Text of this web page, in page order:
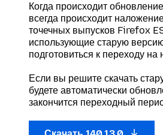
Когда происходит
всегда происходит
точечных выпусков Firefox
использующие старую
подготовиться к переходу на
Если вы решите скачать
будете автоматически
закончится переходный